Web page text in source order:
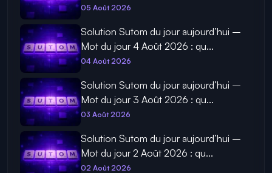
05 Août 2026
Solution Sutom du jour aujourd’hui –
Mot du jour 4 Août 2026 : qu...
04 Août 2026
Solution Sutom du jour aujourd’hui –
Mot du jour 3 Août 2026 : qu...
03 Août 2026
Solution Sutom du jour aujourd’hui –
Mot du jour 2 Août 2026 : qu...
02 Août 2026